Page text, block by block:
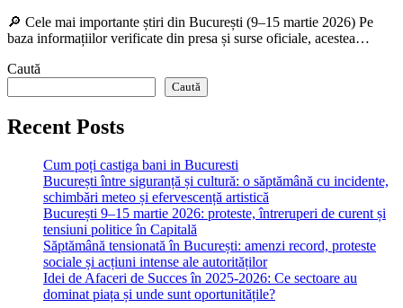
🔎 Cele mai importante știri din București (9–15 martie 2026) Pe
baza informațiilor verificate din presa și surse oficiale, acestea…
Caută
Caută
Recent Posts
Cum poți castiga bani in Bucuresti
București între siguranță și cultură: o săptămână cu incidente,
schimbări meteo și efervescență artistică
București 9–15 martie 2026: proteste, întreruperi de curent și
tensiuni politice în Capitală
Săptămână tensionată în București: amenzi record, proteste
sociale și acțiuni intense ale autorităților
Idei de Afaceri de Succes în 2025-2026: Ce sectoare au
dominat piața și unde sunt oportunitățile?